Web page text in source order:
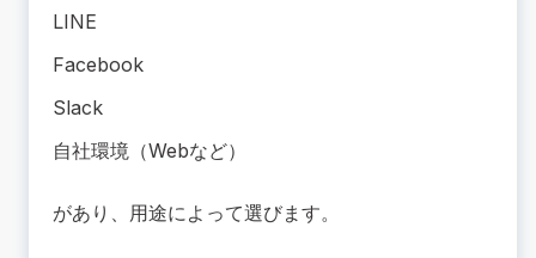
LINE
Facebook
Slack
自社環境（Webなど）
があり、用途によって選びます。